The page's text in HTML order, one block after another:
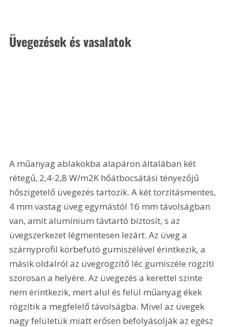
Üvegezések és vasalatok
A műanyag ablakokba alapáron általában két
rétegű, 2,4-2,8 W/m2K hőátbocsátási tényezőjű
hőszigetelő üvegezés tartozik. A két torzításmentes,
4 mm vastag üveg egymástól 16 mm távolságban
van, amit alumínium távtartó biztosít, s az
üvegszerkezet légmentesen lezárt. Az üveg a
szárnyprofil körbefutó gumiszélével érintkezik, a
másik oldalról az üvegrögzítő léc gumiszéle rögzíti
szorosan a helyére. Az üvegezés a kerettel szinte
nem érintkezik, mert alul és felül műanyag ékek
rögzítik a megfelelő távolságba. Mivel az üvegek
nagy felületük miatt erősen befolyásolják az egész